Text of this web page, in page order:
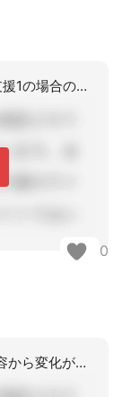
早速のお返事ありがとうございます。支援1の場合のことばかりで情報不足で申し訳あり
0
①今回の方の場合は更新の調査時の内容から変化があったので区分変更を行ったのですが